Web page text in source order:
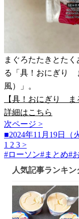
まぐろたたきとた
る「具！おにぎり
風）」。
【具！おにぎり ま
詳細はこちら
次ページ >
■2024年11月19日（
1 2 3 >
#ローソン#まとめ#
人気記事ランキン